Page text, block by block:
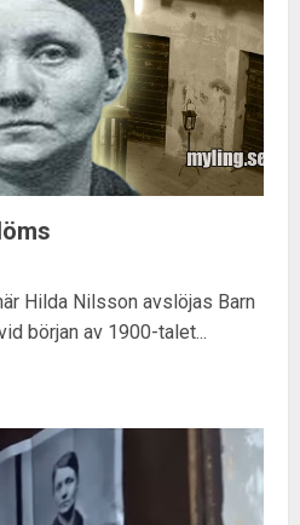
Hilda Nilsson avslöjas Barn
början av 1900-talet...